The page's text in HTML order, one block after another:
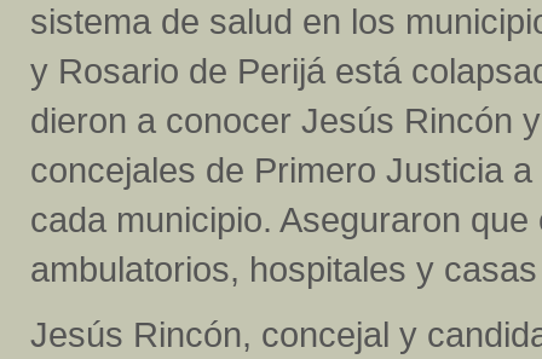
sistema de salud en los
y Rosario de Perijá está
dieron a conocer Jesús Rincón
concejales de Primero Justicia
cada municipio. Aseguraron
ambulatorios, hospitales y
Jesús Rincón, concejal y